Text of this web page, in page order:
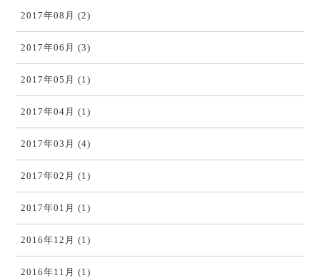
2017年08月 (2)
2017年06月 (3)
2017年05月 (1)
2017年04月 (1)
2017年03月 (4)
2017年02月 (1)
2017年01月 (1)
2016年12月 (1)
2016年11月 (1)